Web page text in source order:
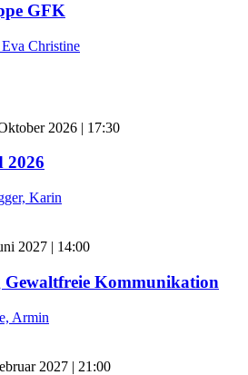
GFK
Christine
2026 | 17:30
2026
Karin
2027 | 14:00
Kommunikation
Armin
2027 | 21:00